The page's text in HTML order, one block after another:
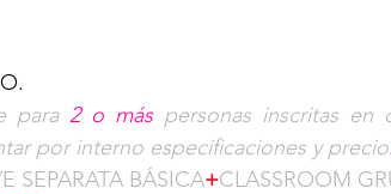
para 2 o más personas inscritas en
por interno especificaciones y
SEPARATA BÁSICA+CLASSROOM